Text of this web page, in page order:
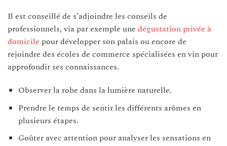
Il est conseillé de s’adjoindre les conseils de
professionnels, via par exemple une dégustation privée à
domicile pour développer son palais ou encore de
rejoindre des écoles de commerce spécialisées en vin pour
approfondir ses connaissances.
Observer la robe dans la lumière naturelle.
Prendre le temps de sentir les différents arômes en
plusieurs étapes.
Goûter avec attention pour analyser les sensations en